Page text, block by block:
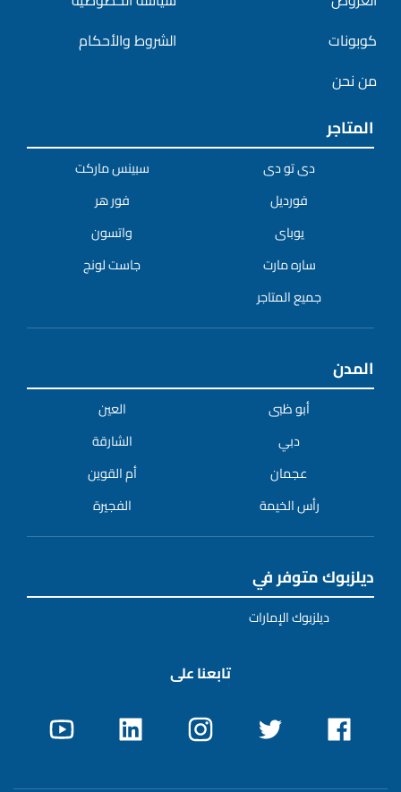
كوبونات
من نحن
الشروط والأحكام
المتاجر
دى تو دى
سبينس ماركت
فورديل
فور هر
يوباى
واتسون
ساره مارت
جاست لونج
جميع المتاجر
المدن
أبو ظبى
العين
دبي
الشارقة
عجمان
أم القوين
رأس الخيمة
الفجيرة
ديلزبوك متوفر في
ديلزبوك الإمارات
تابعنا على